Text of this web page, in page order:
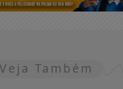
Veja Também